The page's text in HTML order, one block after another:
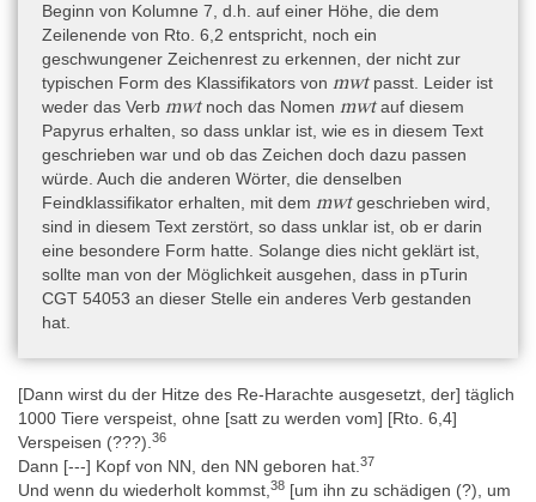
Beginn von Kolumne 7, d.h. auf einer Höhe, die dem
Zeilenende von Rto. 6,2 entspricht, noch ein
geschwungener Zeichenrest zu erkennen, der nicht zur
typischen Form des Klassifikators von mwtpasst. Leider ist
weder das Verb mwtnoch das Nomen mwtauf diesem
Papyrus erhalten, so dass unklar ist, wie es in diesem Text
geschrieben war und ob das Zeichen doch dazu passen
würde. Auch die anderen Wörter, die denselben
Feindklassifikator erhalten, mit dem mwtgeschrieben wird,
sind in diesem Text zerstört, so dass unklar ist, ob er darin
eine besondere Form hatte. Solange dies nicht geklärt ist,
sollte man von der Möglichkeit ausgehen, dass in pTurin
CGT 54053 an dieser Stelle ein anderes Verb gestanden
hat.
[Dann wirst du der Hitze des Re-Harachte ausgesetzt, der] täglich
1000 Tiere verspeist, ohne [satt zu werden vom] [Rto. 6,4]
Verspeisen (???). 36
Dann [---] Kopf von NN, den NN geboren hat. 37
Und wenn du wiederholt kommst, 38 [um ihn zu schädigen (?), um